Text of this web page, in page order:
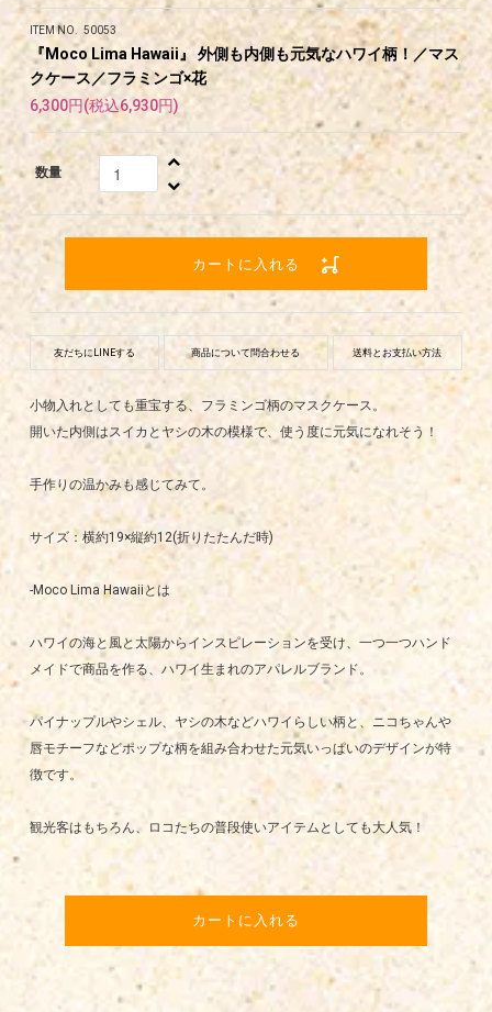
ITEM NO. 50053
『Moco Lima Hawaii』 外側も内側も元気なハワイ柄！／マス
クケース／フラミンゴ×花
6,300円(税込6,930円)
数量
カートに入れる
友だちにLINEする 商品について問合わせる 送料とお支払い方法
小物入れとしても重宝する、フラミンゴ柄のマスクケース。
開いた内側はスイカとヤシの木の模様で、使う度に元気になれそう！
手作りの温かみも感じてみて。
サイズ：横約19×縦約12(折りたたんだ時)
-Moco Lima Hawaiiとは
ハワイの海と風と太陽からインスピレーションを受け、一つ一つハンド
メイドで商品を作る、ハワイ生まれのアパレルブランド。
パイナップルやシェル、ヤシの木などハワイらしい柄と、ニコちゃんや
唇モチーフなどポップな柄を組み合わせた元気いっぱいのデザインが特
徴です。
観光客はもちろん、ロコたちの普段使いアイテムとしても大人気！
カートに入れる